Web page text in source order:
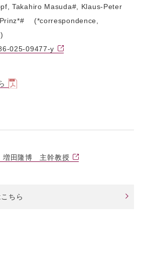
Takahiro Masuda#, Klaus-Peter
(*correspondence,
025-09477-y
増田隆博 主幹教授
ちら